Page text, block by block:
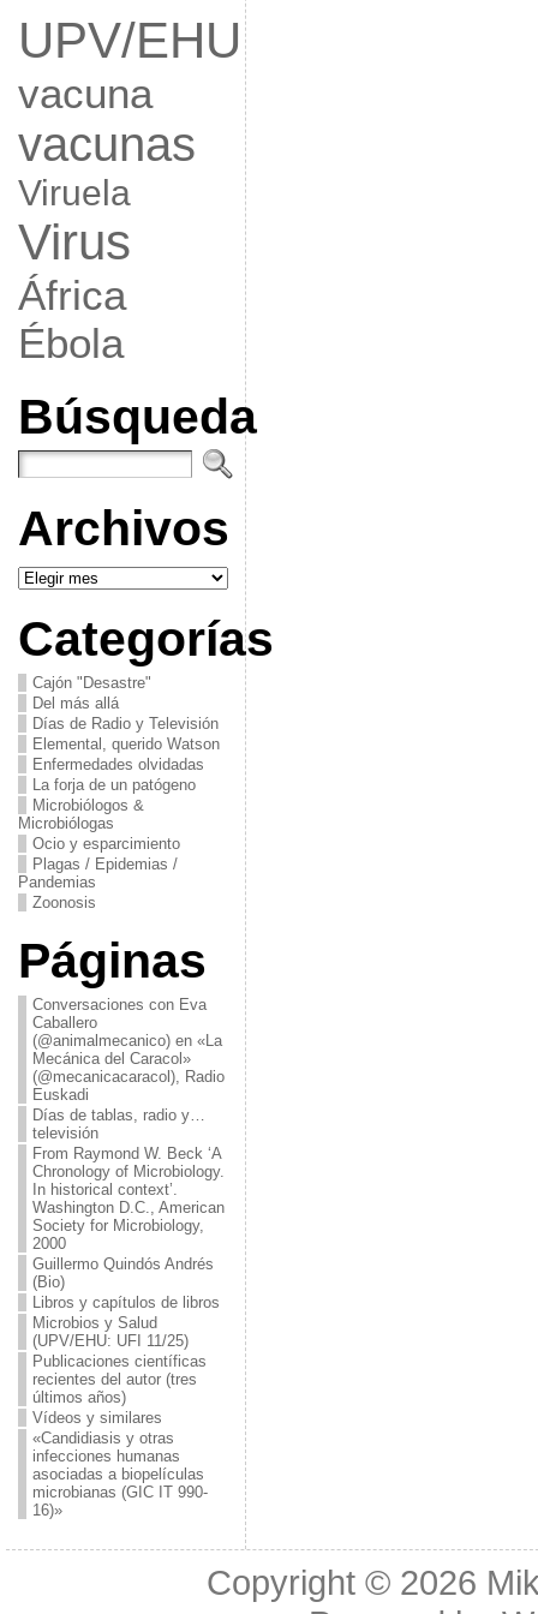
UPV/EHU
vacuna
vacunas
Viruela
Virus
África
Ébola
Búsqueda
Archivos
Archivos
Categorías
Cajón "Desastre"
Del más allá
Días de Radio y Televisión
Elemental, querido Watson
Enfermedades olvidadas
La forja de un patógeno
Microbiólogos &
Microbiólogas
Ocio y esparcimiento
Plagas / Epidemias /
Pandemias
Zoonosis
Páginas
Conversaciones con Eva
Caballero
(@animalmecanico) en «La
Mecánica del Caracol»
(@mecanicacaracol), Radio
Euskadi
Días de tablas, radio y…
televisión
From Raymond W. Beck ‘A
Chronology of Microbiology.
In historical context’.
Washington D.C., American
Society for Microbiology,
2000
Guillermo Quindós Andrés
(Bio)
Libros y capítulos de libros
Microbios y Salud
(UPV/EHU: UFI 11/25)
Publicaciones científicas
recientes del autor (tres
últimos años)
Vídeos y similares
«Candidiasis y otras
infecciones humanas
asociadas a biopelículas
microbianas (GIC IT 990-
16)»
Copyright © 2026